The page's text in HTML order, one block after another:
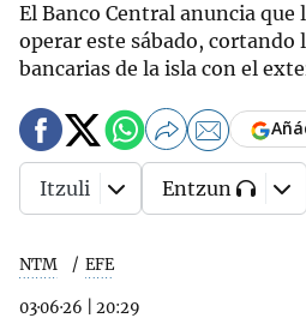
El Banco Central anuncia que
operar este sábado,
bancarias de la isla con el
NTM EFE
03·06·26 20:29
Itzuli Entzun